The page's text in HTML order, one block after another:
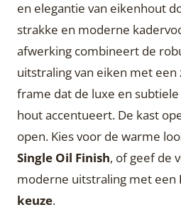
en elegantie van eikenhout
strakke en moderne
afwerking combineert de
uitstraling van eiken met
frame dat de luxe en
hout accentueert. De kast
open. Kies voor de warme
Single Oil Finish, of geef de
moderne uitstraling met een
keuze.